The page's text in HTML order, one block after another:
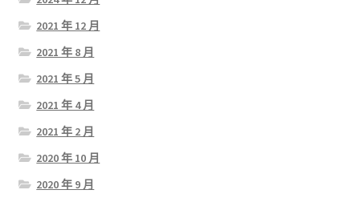
2021 年 12 月
2021 年 8 月
2021 年 5 月
2021 年 4 月
2021 年 2 月
2020 年 10 月
2020 年 9 月